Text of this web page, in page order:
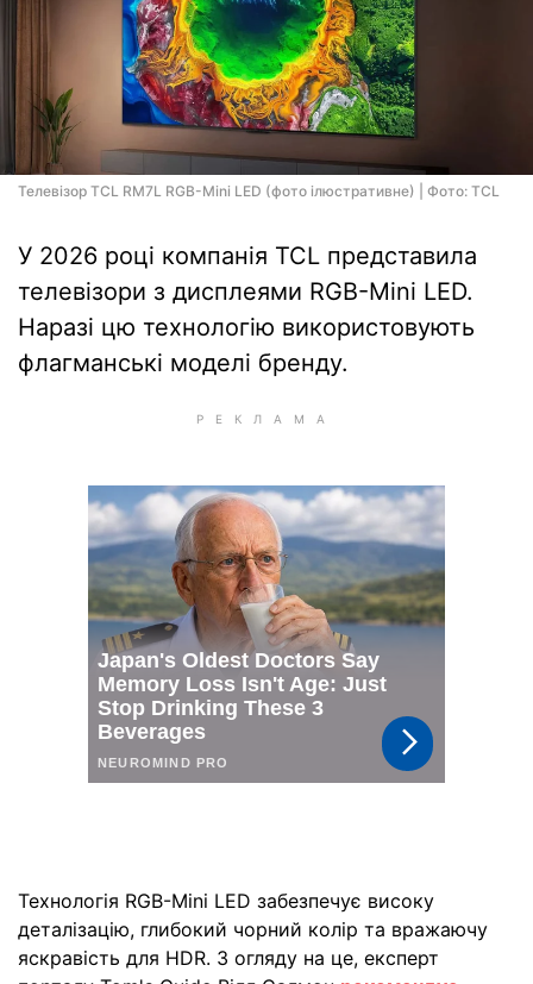
Телевізор TCL RM7L RGB-Mini LED (фото ілюстративне) | Фото: TCL
У 2026 році компанія TCL представила
телевізори з дисплеями RGB-Mini LED.
Наразі цю технологію використовують
флагманські моделі бренду.
Технологія RGB-Mini LED забезпечує високу
деталізацію, глибокий чорний колір та вражаючу
яскравість для HDR. З огляду на це, експерт